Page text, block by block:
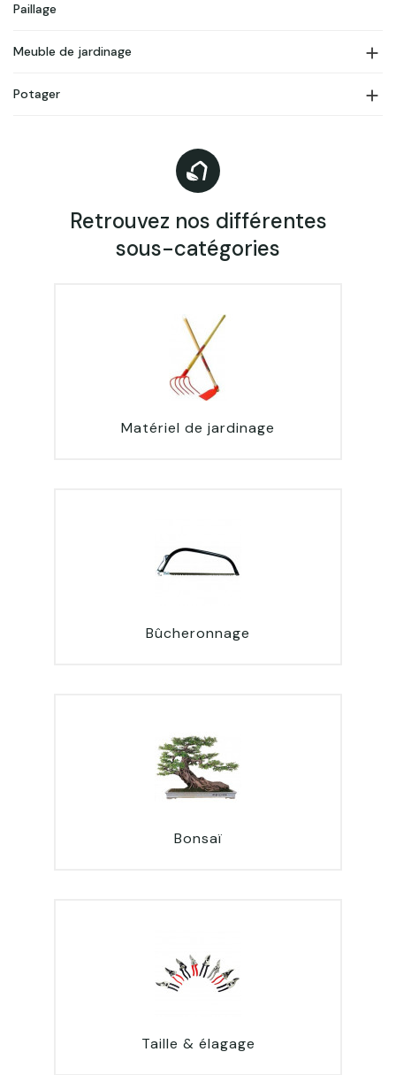
Paillage
Meuble de jardinage 
Potager 
Retrouvez nos différentes
sous-catégories
Matériel de jardinage
Bûcheronnage
Bonsaï
Taille & élagage